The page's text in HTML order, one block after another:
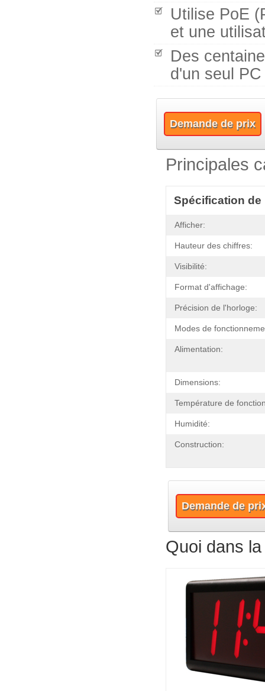
Utilise PoE
et une
Des
d'un seul PC
Demande de prix
Principales
Spécification
Afficher:
Hauteur des chiffres:
Visibilité:
Format d'affichage:
Précision de l'horloge:
Modes de
Alimentation:
Dimensions:
Température de
Humidité:
Construction:
Demande de
Quoi dans